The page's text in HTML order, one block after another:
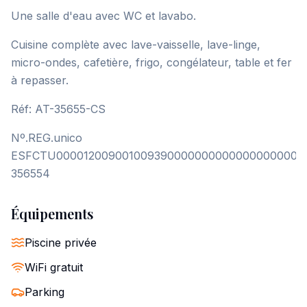
Une salle d'eau avec WC et lavabo.
Cuisine complète avec lave-vaisselle, lave-linge,
micro-ondes, cafetière, frigo, congélateur, table et fer
à repasser.
Réf: AT-35655-CS
Nº.REG.unico
356554
Équipements
Piscine privée
WiFi gratuit
Parking